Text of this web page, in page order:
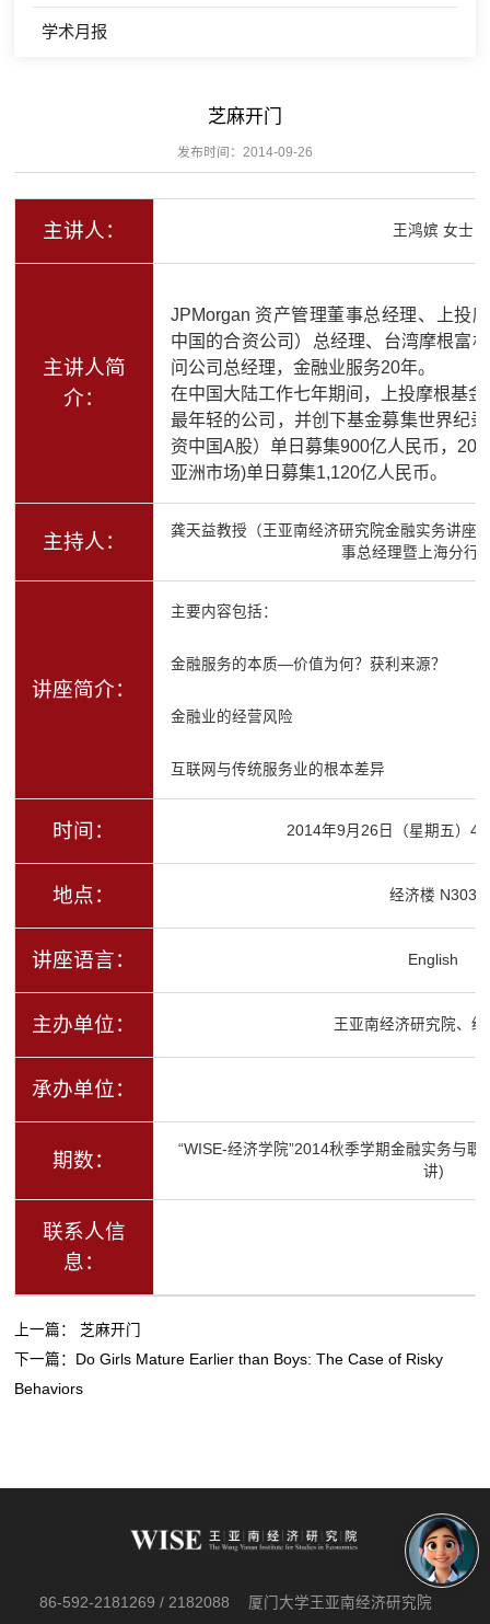
学术月报
芝麻开门
发布时间：2014-09-26
主讲人： 王鸿嫔 女士
主讲人简
介：
JPMorgan 资产管理董事总经理、上投
中国的合资公司）总经理、台湾摩根富
问公司总经理，金融业服务20年。
在中国大陆工作七年期间，上投摩根基
最年轻的公司，并创下基金募集世界纪
资中国A股）单日募集900亿人民币，
亚洲市场)单日募集1,120亿人民币。
主持人：
龚天益教授（王亚南经济研究院金融实务讲座
事总经理暨上海分行
讲座简介：
主要内容包括：
金融服务的本质—价值为何？获利来源？
金融业的经营风险
互联网与传统服务业的根本差异
时间： 2014年9月26日（星期五）
地点： 经济楼 N303
讲座语言： English
主办单位： 王亚南经济研究院、
承办单位：
期数：
“WISE-经济学院”2014秋季学期金融实务与
讲)
联系人信
息：
上一篇： 芝麻开门
下一篇：
Do Girls Mature Earlier than Boys: The Case of Risky
Behaviors
86-592-2181269 / 2182088 厦门大学王亚南经济研究院